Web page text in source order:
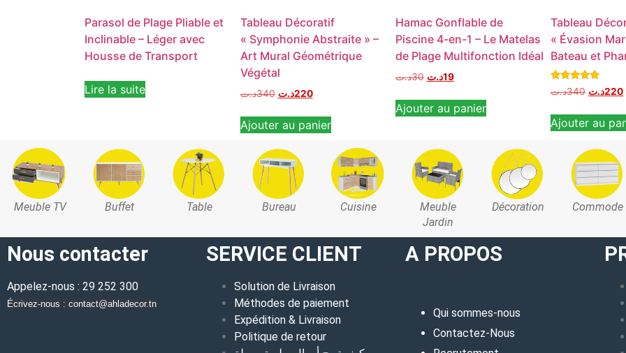
Parasol de Plage Pliable et
Inclinable – Léger avec
Housse de Transport
Lire la suite
Tableau Décoratif
« Symphonie Abstraite » –
Art Mural Géométrique
Végétal
340د.ت 220د.ت
Ajouter au panier
Hamac Gonflable de
Piscine 4-en-1 – Le Matelas
de Plage Multifonction Idéal
30د.ت 19د.ت
Ajouter au panier
Tableau
« Évasion
Bateau et
Note
5.00
340د.ت 220د.ت
Ajouter au
Meuble TV Buffet Table Bureau Cuisine
Meuble
Jardin
Décoration Commode
Nous contacter
Appelez-nous : 29 252 300
Écrivez-nous : contact@ahladecor.tn
SERVICE CLIENT
Solution de Livraison
Méthodes de paiement
Expédition & Livraison
Politique de retour
A PROPOS
Qui sommes-nous
Contactez-Nous